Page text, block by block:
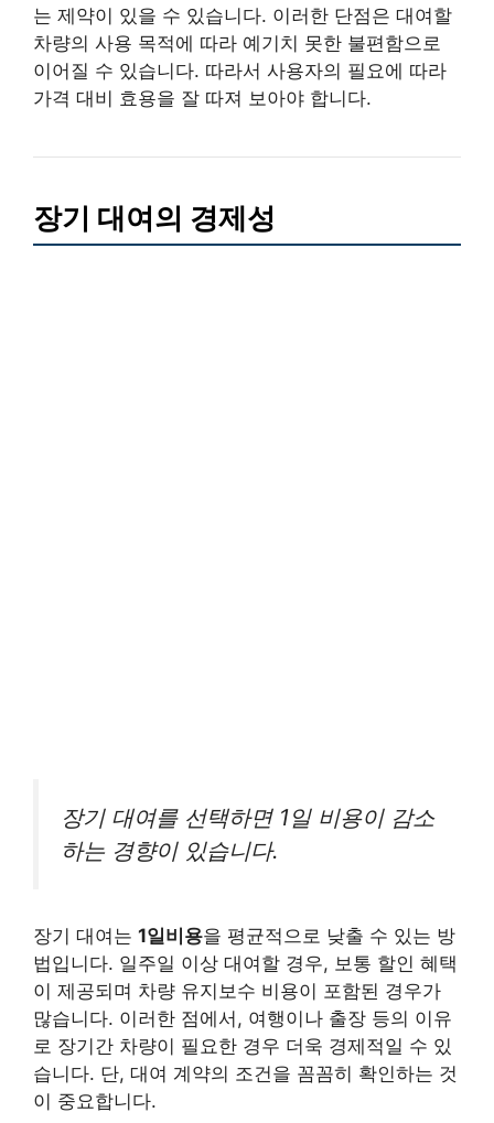
는 제약이 있을 수 있습니다. 이러한 단점은 대여할
차량의 사용 목적에 따라 예기치 못한 불편함으로
이어질 수 있습니다. 따라서 사용자의 필요에 따라
가격 대비 효용을 잘 따져 보아야 합니다.
장기 대여의 경제성
장기 대여를 선택하면 1일 비용이 감소
하는 경향이 있습니다.
장기 대여는 1일비용을 평균적으로 낮출 수 있는 방
법입니다. 일주일 이상 대여할 경우, 보통 할인 혜택
이 제공되며 차량 유지보수 비용이 포함된 경우가
많습니다. 이러한 점에서, 여행이나 출장 등의 이유
로 장기간 차량이 필요한 경우 더욱 경제적일 수 있
습니다. 단, 대여 계약의 조건을 꼼꼼히 확인하는 것
이 중요합니다.